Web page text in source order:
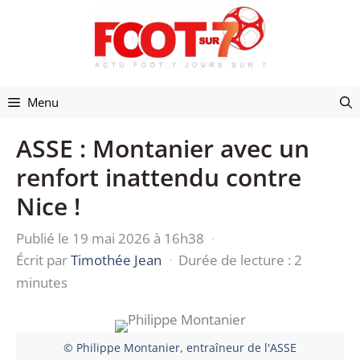
Menu
ASSE : Montanier avec un
renfort inattendu contre
Nice !
Publié le 19 mai 2026 à 16h38 ·
Écrit parTimothée Jean · Durée de lecture : 2
minutes
© Philippe Montanier, entraîneur de l'ASSE